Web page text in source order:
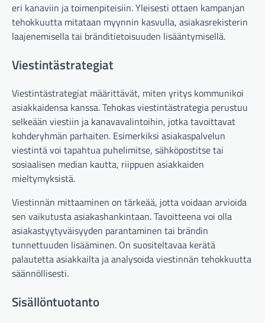
eri kanaviin ja toimenpiteisiin. Yleisesti ottaen kampanjan
tehokkuutta mitataan myynnin kasvulla, asiakasrekisterin
laajenemisella tai bränditietoisuuden lisääntymisellä.
Viestintästrategiat
Viestintästrategiat määrittävät, miten yritys kommunikoi
asiakkaidensa kanssa. Tehokas viestintästrategia perustuu
selkeään viestiin ja kanavavalintoihin, jotka tavoittavat
kohderyhmän parhaiten. Esimerkiksi asiakaspalvelun
viestintä voi tapahtua puhelimitse, sähköpostitse tai
sosiaalisen median kautta, riippuen asiakkaiden
mieltymyksistä.
Viestinnän mittaaminen on tärkeää, jotta voidaan arvioida
sen vaikutusta asiakashankintaan. Tavoitteena voi olla
asiakastyytyväisyyden parantaminen tai brändin
tunnettuuden lisääminen. On suositeltavaa kerätä
palautetta asiakkailta ja analysoida viestinnän tehokkuutta
säännöllisesti.
Sisällöntuotanto